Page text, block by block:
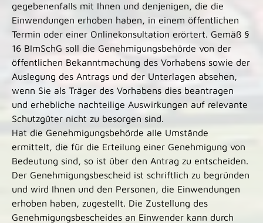
gegebenenfalls mit Ihnen und denjenigen, die die
Einwendungen erhoben haben, in einem öffentlichen
Termin oder einer Onlinekonsultation erörtert. Gemäß §
16 BImSchG soll die Genehmigungsbehörde von der
öffentlichen Bekanntmachung des Vorhabens sowie der
Auslegung des Antrags und der Unterlagen absehen,
wenn Sie als Träger des Vorhabens dies beantragen
und erhebliche nachteilige Auswirkungen auf relevante
Schutzgüter nicht zu besorgen sind.
Hat die Genehmigungsbehörde alle Umstände
ermittelt, die für die Erteilung einer Genehmigung von
Bedeutung sind, so ist über den Antrag zu entscheiden.
Der Genehmigungsbescheid ist schriftlich zu begründen
und wird Ihnen und den Personen, die Einwendungen
erhoben haben, zugestellt. Die Zustellung des
Genehmigungsbescheides an Einwender kann durch